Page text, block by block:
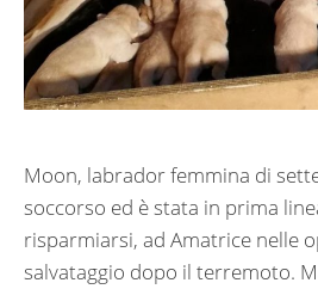
Moon, labrador femmina di
soccorso ed è stata in prima
risparmiarsi, ad Amatrice nelle
salvataggio dopo il terremoto.